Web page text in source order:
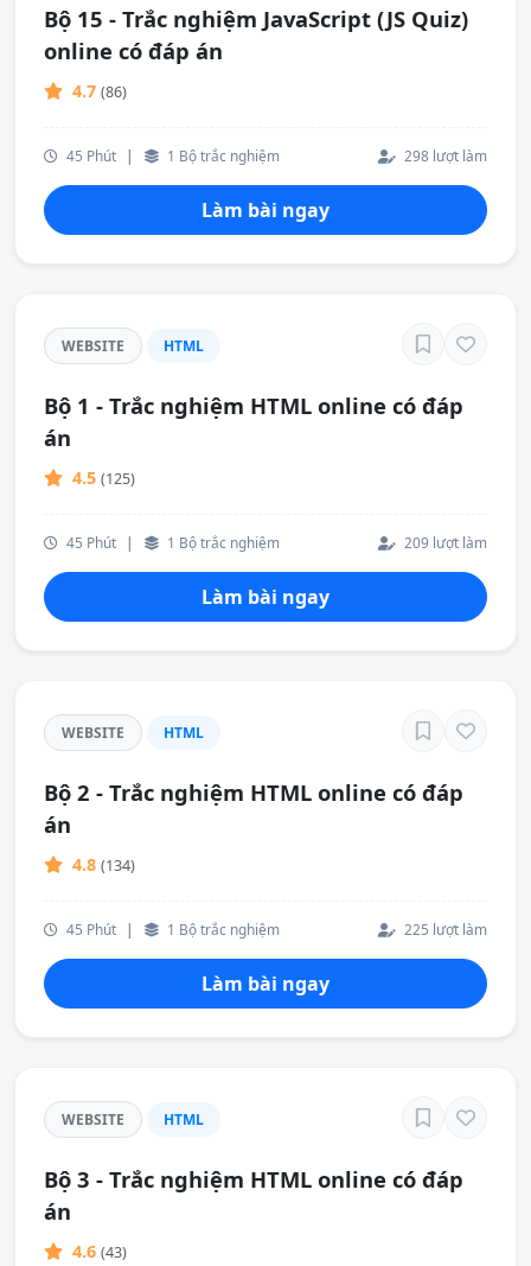
Bộ 15 - Trắc nghiệm JavaScript (JS Quiz)
online có đáp án
4.7 (86)
45 Phút | 1 Bộ trắc nghiệm 298 lượt làm
Làm bài ngay
WEBSITE HTML
Bộ 1 - Trắc nghiệm HTML online có đáp
án
4.5 (125)
45 Phút | 1 Bộ trắc nghiệm 209 lượt làm
Làm bài ngay
WEBSITE HTML
Bộ 2 - Trắc nghiệm HTML online có đáp
án
4.8 (134)
45 Phút | 1 Bộ trắc nghiệm 225 lượt làm
Làm bài ngay
WEBSITE HTML
Bộ 3 - Trắc nghiệm HTML online có đáp
án
4.6 (43)